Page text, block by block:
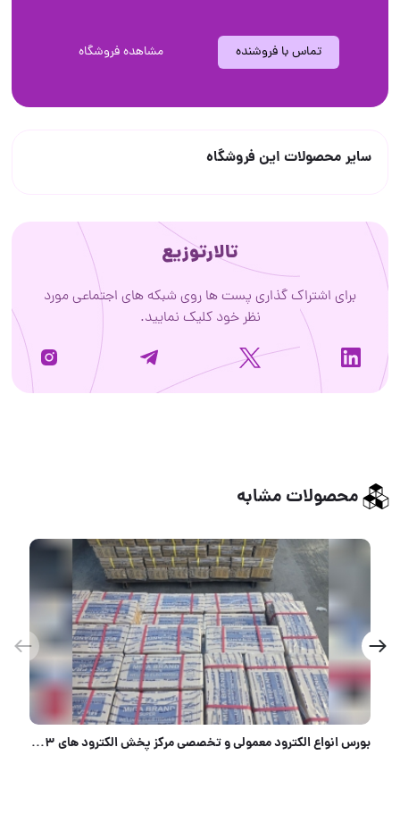
تماس با فروشنده مشاهده فروشگاه
سایر محصولات این فروشگاه
تالارتوزیع
برای اشتراک گذاری پست ها روی شبکه های اجتماعی مورد
نظر خود کلیک نمایید.
محصولات مشابه
گونی نما ضد آب و آفتاب